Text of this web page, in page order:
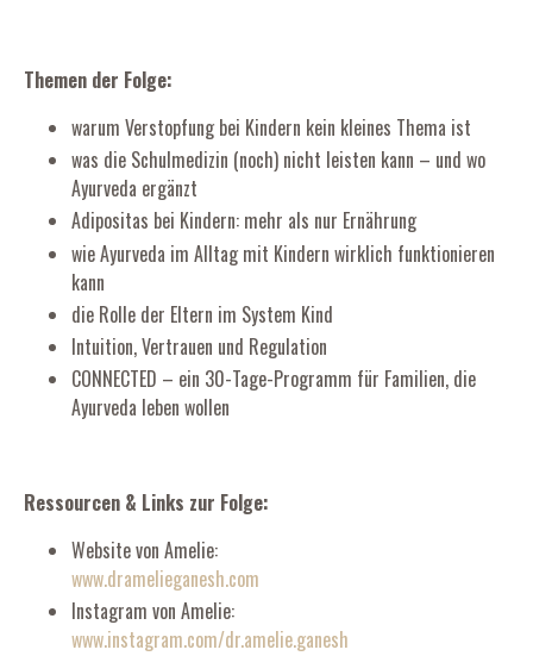
Themen der Folge:
warum Verstopfung bei Kindern kein kleines Thema ist
was die Schulmedizin (noch) nicht leisten kann – und wo
Ayurveda ergänzt
Adipositas bei Kindern: mehr als nur Ernährung
wie Ayurveda im Alltag mit Kindern wirklich funktionieren
kann
die Rolle der Eltern im System Kind
Intuition, Vertrauen und Regulation
CONNECTED – ein 30-Tage-Programm für Familien, die
Ayurveda leben wollen
Ressourcen & Links zur Folge:
Website von Amelie:
www.dramelieganesh.com
Instagram von Amelie:
www.instagram.com/dr.amelie.ganesh